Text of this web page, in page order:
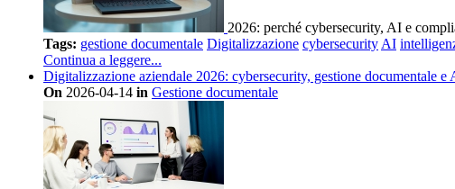
2026: perché cybersecurity, AI e
Tags: gestione documentale Digitalizzazione cybersecurity AI
Continua a leggere...
Digitalizzazione aziendale 2026: cybersecurity, gestione documentale e
On 2026-04-14 in Gestione documentale